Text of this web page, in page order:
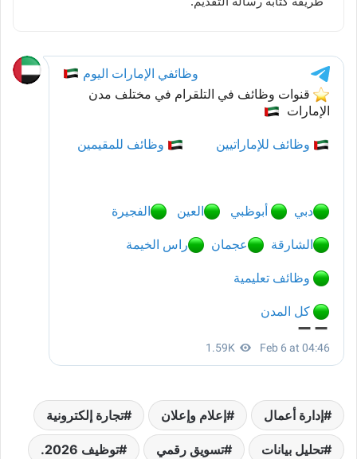
إدارة أعمال إعلام وإعلان تجارة إلكترونية
تحليل بيانات تسويق رقمي توظيف 2026.